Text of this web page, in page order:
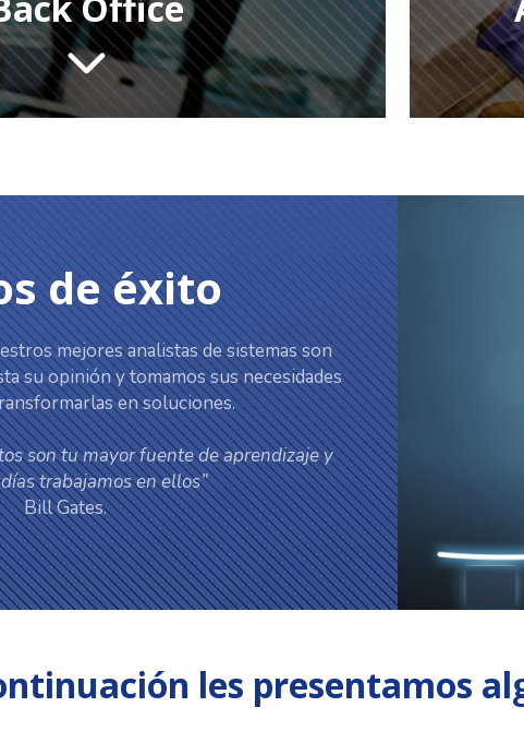
de éxito
mejores analistas de sistemas son
su opinión y tomamos sus necesidades
en soluciones.
son tu mayor fuente de aprendizaje y
trabajamos en ellos”
Bill Gates.
les presentamos